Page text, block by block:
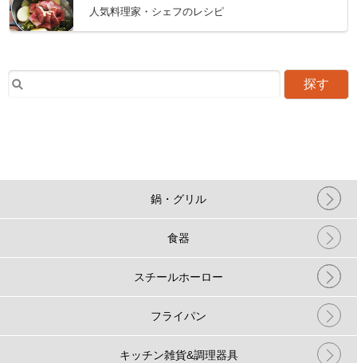
人気料理家・シェフのレシピ
探す
鍋・グリル
食器
スチールホーロー
フライパン
キッチン雑貨&調理器具